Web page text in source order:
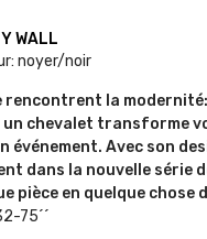
WALL
noyer/noir
rencontrent la
chevalet transforme
Avec son
dans la nouvelle série
pièce en quelque chose
75´´